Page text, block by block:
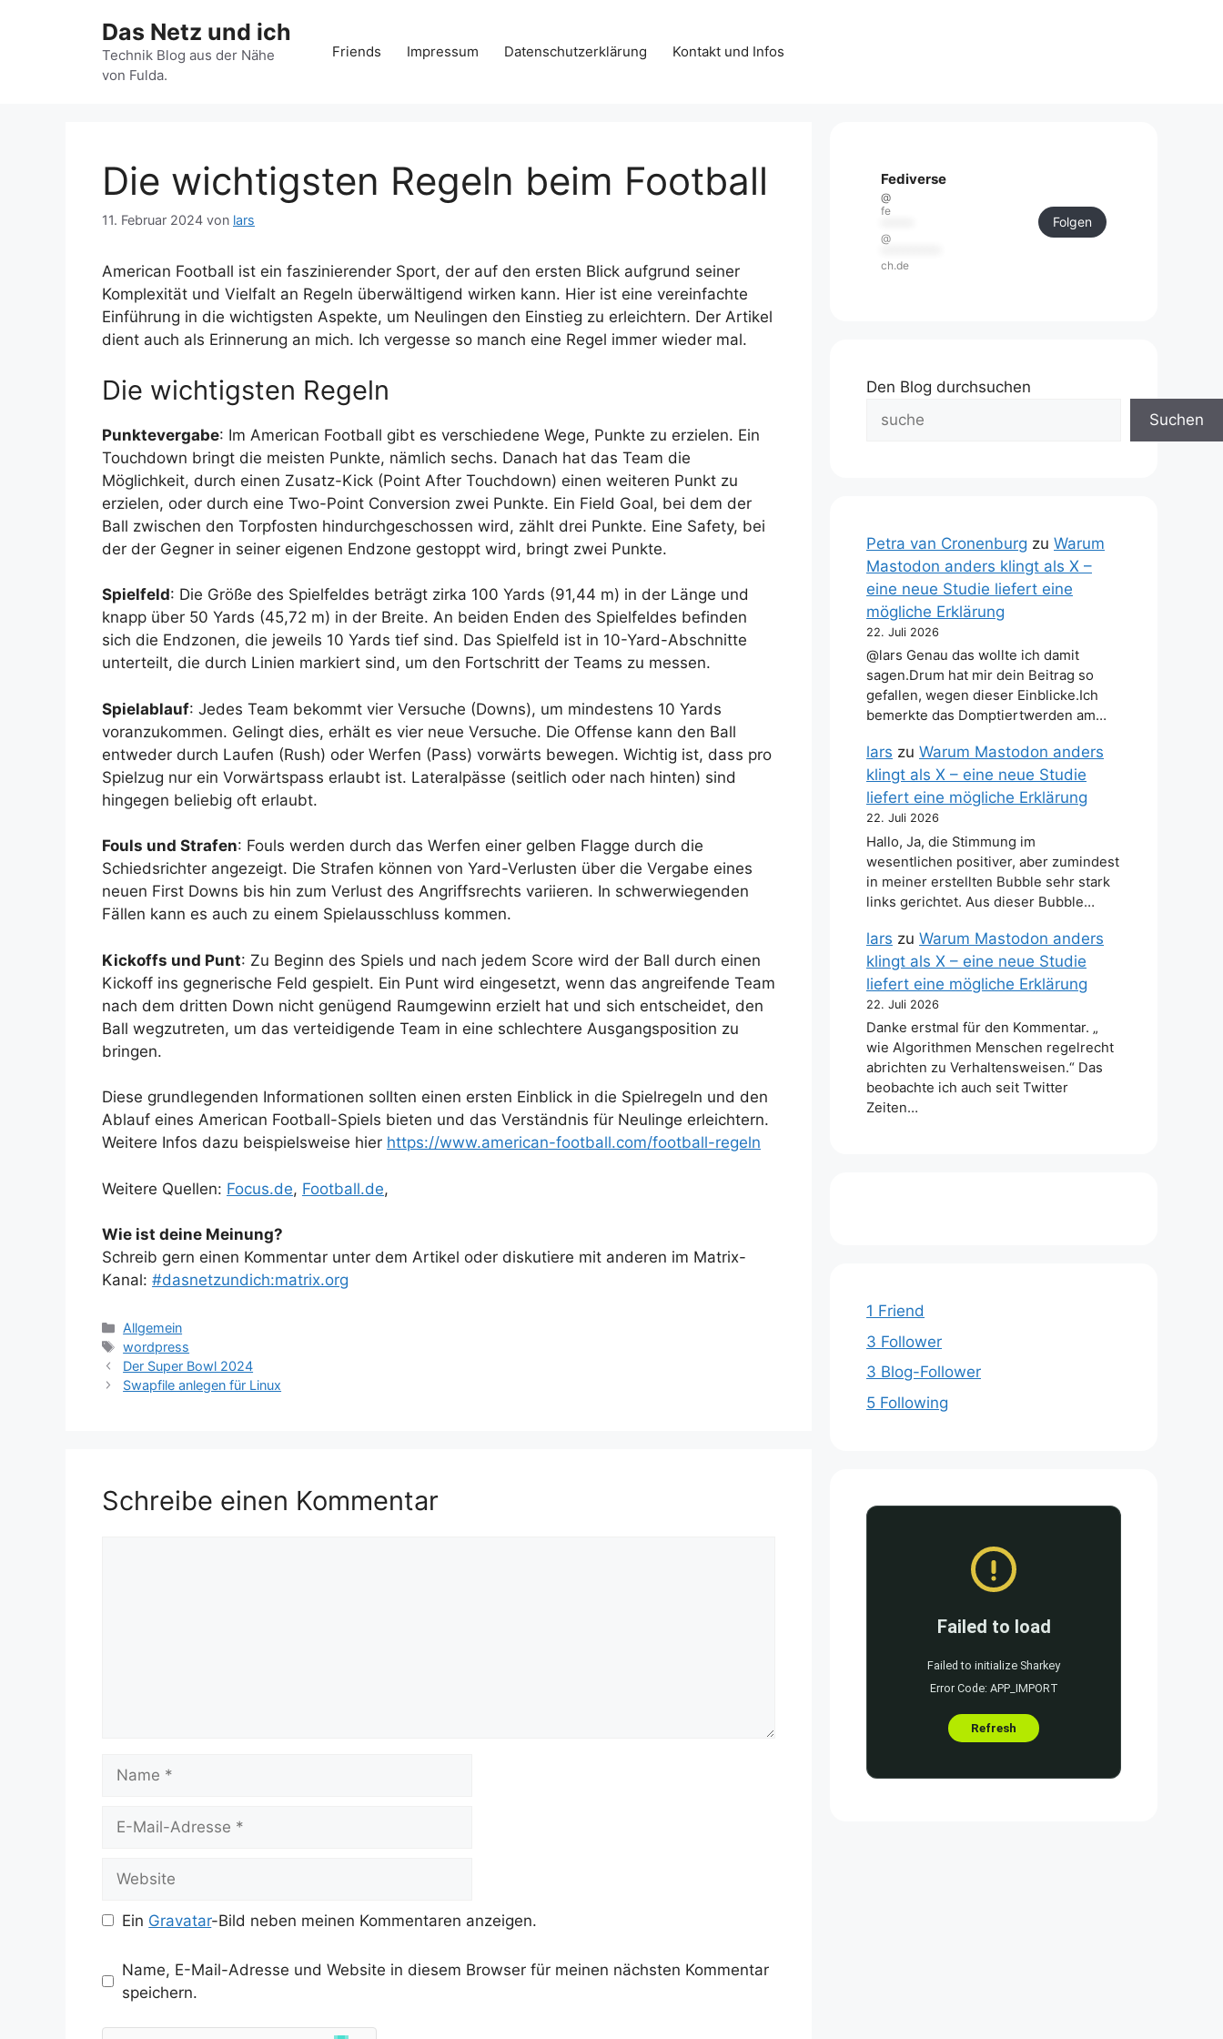
Das Netz und ich
Technik Blog aus der Nähe
von Fulda.
Friends Impressum Datenschutzerklärung Kontakt und Infos
Die wichtigsten Regeln beim Football
11. Februar 2024 von lars
American Football ist ein faszinierender Sport, der auf den ersten Blick aufgrund seiner
Komplexität und Vielfalt an Regeln überwältigend wirken kann. Hier ist eine vereinfachte
Einführung in die wichtigsten Aspekte, um Neulingen den Einstieg zu erleichtern. Der Artikel
dient auch als Erinnerung an mich. Ich vergesse so manch eine Regel immer wieder mal.
Die wichtigsten Regeln
Punktevergabe: Im American Football gibt es verschiedene Wege, Punkte zu erzielen. Ein
Touchdown bringt die meisten Punkte, nämlich sechs. Danach hat das Team die
Möglichkeit, durch einen Zusatz-Kick (Point After Touchdown) einen weiteren Punkt zu
erzielen, oder durch eine Two-Point Conversion zwei Punkte. Ein Field Goal, bei dem der
Ball zwischen den Torpfosten hindurchgeschossen wird, zählt drei Punkte. Eine Safety, bei
der der Gegner in seiner eigenen Endzone gestoppt wird, bringt zwei Punkte.
Spielfeld: Die Größe des Spielfeldes beträgt zirka 100 Yards (91,44 m) in der Länge und
knapp über 50 Yards (45,72 m) in der Breite. An beiden Enden des Spielfeldes befinden
sich die Endzonen, die jeweils 10 Yards tief sind. Das Spielfeld ist in 10-Yard-Abschnitte
unterteilt, die durch Linien markiert sind, um den Fortschritt der Teams zu messen.
Spielablauf: Jedes Team bekommt vier Versuche (Downs), um mindestens 10 Yards
voranzukommen. Gelingt dies, erhält es vier neue Versuche. Die Offense kann den Ball
entweder durch Laufen (Rush) oder Werfen (Pass) vorwärts bewegen. Wichtig ist, dass pro
Spielzug nur ein Vorwärtspass erlaubt ist. Lateralpässe (seitlich oder nach hinten) sind
hingegen beliebig oft erlaubt.
Fouls und Strafen: Fouls werden durch das Werfen einer gelben Flagge durch die
Schiedsrichter angezeigt. Die Strafen können von Yard-Verlusten über die Vergabe eines
neuen First Downs bis hin zum Verlust des Angriffsrechts variieren. In schwerwiegenden
Fällen kann es auch zu einem Spielausschluss kommen.
Kickoffs und Punt: Zu Beginn des Spiels und nach jedem Score wird der Ball durch einen
Kickoff ins gegnerische Feld gespielt. Ein Punt wird eingesetzt, wenn das angreifende Team
nach dem dritten Down nicht genügend Raumgewinn erzielt hat und sich entscheidet, den
Ball wegzutreten, um das verteidigende Team in eine schlechtere Ausgangsposition zu
bringen.
Diese grundlegenden Informationen sollten einen ersten Einblick in die Spielregeln und den
Ablauf eines American Football-Spiels bieten und das Verständnis für Neulinge erleichtern.
Weitere Infos dazu beispielsweise hier https://www.american-football.com/football-regeln
Weitere Quellen: Focus.de, Football.de,
Wie ist deine Meinung?
Schreib gern einen Kommentar unter dem Artikel oder diskutiere mit anderen im Matrix-
Kanal: #dasnetzundich:matrix.org
Kategorien
Allgemein
Schlagwörter
wordpress
Der Super Bowl 2024
Swapfile anlegen für Linux
Schreibe einen Kommentar
Name
Website
Ein Gravatar-Bild neben meinen Kommentaren anzeigen.
Name, E-Mail-Adresse und Website in diesem Browser für meinen nächsten Kommentar
speichern.
Fediverse
@
fe
@
ch.de
Folgen
Den Blog durchsuchen
Suchen
Petra van Cronenburg zu Warum
Mastodon anders klingt als X –
eine neue Studie liefert eine
mögliche Erklärung
22. Juli 2026
@lars Genau das wollte ich damit
sagen.Drum hat mir dein Beitrag so
gefallen, wegen dieser Einblicke.Ich
bemerkte das Domptiertwerden am…
lars zu Warum Mastodon anders
klingt als X – eine neue Studie
liefert eine mögliche Erklärung
22. Juli 2026
Hallo, Ja, die Stimmung im
wesentlichen positiver, aber zumindest
in meiner erstellten Bubble sehr stark
links gerichtet. Aus dieser Bubble…
lars zu Warum Mastodon anders
klingt als X – eine neue Studie
liefert eine mögliche Erklärung
22. Juli 2026
Danke erstmal für den Kommentar. „
wie Algorithmen Menschen regelrecht
abrichten zu Verhaltensweisen.“ Das
beobachte ich auch seit Twitter
Zeiten…
1 Friend
3 Follower
3 Blog-Follower
5 Following